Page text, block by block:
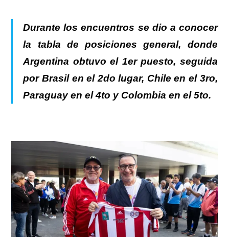
Durante los encuentros se dio a conocer
la tabla de posiciones general, donde
Argentina obtuvo el 1er puesto, seguida
por Brasil en el 2do lugar, Chile en el 3ro,
Paraguay en el 4to y Colombia en el 5to.